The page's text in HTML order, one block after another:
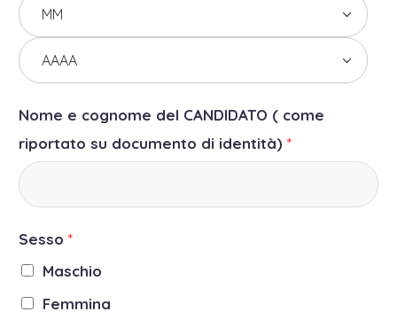
Nome e cognome del CANDIDATO ( come
riportato su documento di identità) *
Sesso *
Maschio
Femmina